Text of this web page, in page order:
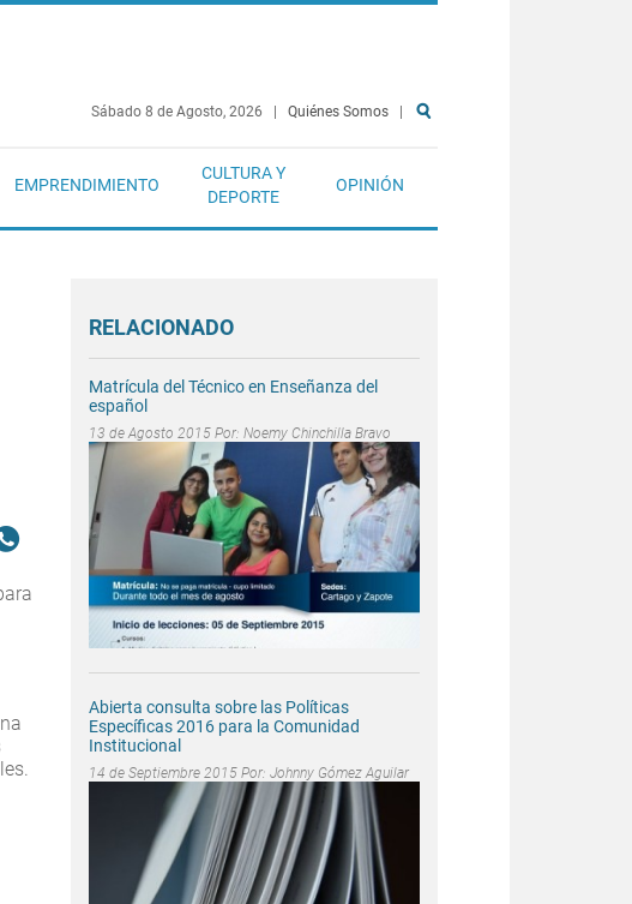
Sábado 8 de Agosto, 2026 Quiénes Somos
EMPRENDIMIENTO
CULTURA Y
DEPORTE
OPINIÓN
RELACIONADO
Matrícula del Técnico en Enseñanza del
español
13 de Agosto 2015 Por: Noemy Chinchilla Bravo
Abierta consulta sobre las Políticas
Específicas 2016 para la Comunidad
Institucional
14 de Septiembre 2015 Por: Johnny Gómez Aguilar